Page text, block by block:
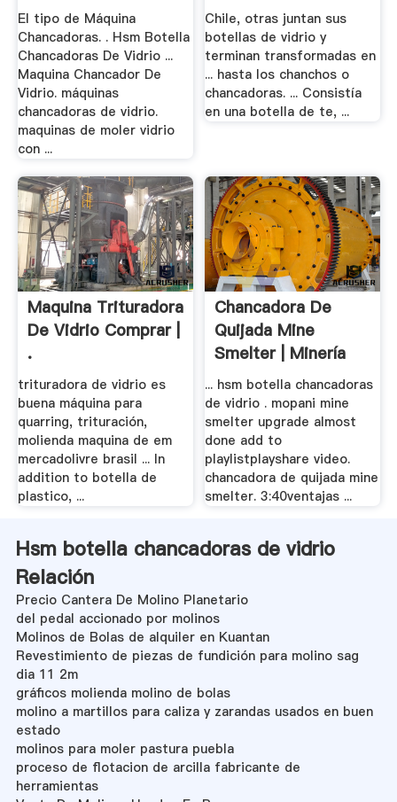
El tipo de Máquina
Chancadoras. . Hsm Botella
Chancadoras De Vidrio ...
Maquina Chancador De
Vidrio. máquinas
chancadoras de vidrio.
maquinas de moler vidrio
con ...
Chile, otras juntan sus
botellas de vidrio y
terminan transformadas en
... hasta los chanchos o
chancadoras. ... Consistía
en una botella de te, ...
Maquina Trituradora
De Vidrio Comprar |
.
trituradora de vidrio es
buena máquina para
quarring, trituración,
molienda maquina de em
mercadolivre brasil ... In
addition to botella de
plastico, ...
Chancadora De
Quijada Mine
Smelter | Minería
Del .
... hsm botella chancadoras
de vidrio . mopani mine
smelter upgrade almost
done add to
playlistplayshare video.
chancadora de quijada mine
smelter. 3:40ventajas ...
Hsm botella chancadoras de vidrio
Relación
Precio Cantera De Molino Planetario
del pedal accionado por molinos
Molinos de Bolas de alquiler en Kuantan
Revestimiento de piezas de fundición para molino sag
dia 11 2m
gráficos molienda molino de bolas
molino a martillos para caliza y zarandas usados en buen
estado
molinos para moler pastura puebla
proceso de flotacion de arcilla fabricante de
herramientas